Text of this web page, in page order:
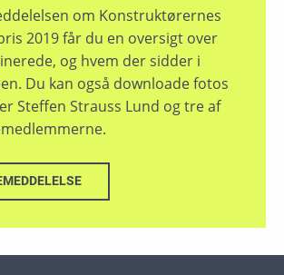
om Konstruktørernes
2019 får du en oversigt over
og hvem der sidder i
Du kan også downloade fotos
Steffen Strauss Lund og tre af